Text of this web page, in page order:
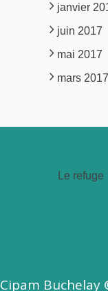
janvier
juin 2017
mai 2017
mars 2017
Le refuge
Cipam